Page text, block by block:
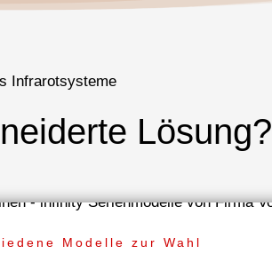
Infrarotsysteme
Lösung?
Modelle zur Wahl